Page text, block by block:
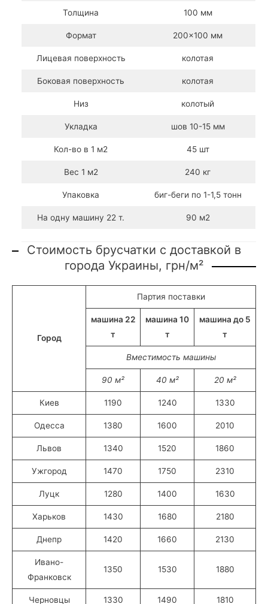
Толщина 100 мм
Формат 200×100 мм
Лицевая поверхность колотая
Боковая поверхность колотая
Низ колотый
Укладка шов 10-15 мм
Кол-во в 1 м2 45 шт
Вес 1 м2 240 кг
Упаковка биг-беги по 1-1,5 тонн
На одну машину 22 т. 90 м2
Стоимость брусчатки с доставкой в
города Украины, грн/м²
Город
Партия поставки
машина 22
т
машина 10
т
машина до 5
т
Вместимость машины
90 м² 40 м² 20 м²
Киев 1190 1240 1330
Одесса 1380 1600 2010
Львов 1340 1520 1860
Ужгород 1470 1750 2310
Луцк 1280 1400 1630
Харьков 1430 1680 2180
Днепр 1420 1660 2130
Ивано-
Франковск
1350 1530 1880
Черновцы 1330 1490 1810